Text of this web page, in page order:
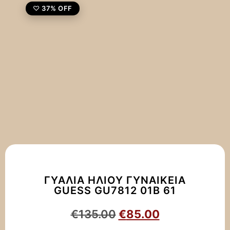
37% OFF
ΓΥΑΛΙΆ ΗΛΊΟΥ ΓΥΝΑΙΚΕΊΑ
GUESS GU7812 01B 61
€135.00 €85.00